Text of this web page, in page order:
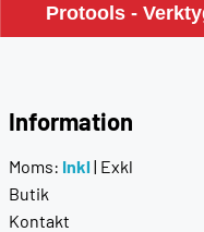
Protools -
Information
Moms: Inkl | Exkl
Butik
Kontakt